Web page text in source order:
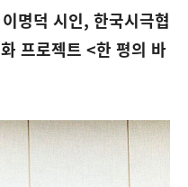
명덕 시인, 한국시극협
프로젝트 <한 평의 바